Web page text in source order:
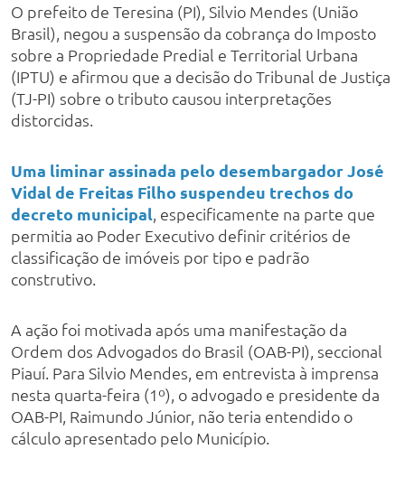
O prefeito de Teresina (PI), Silvio Mendes (União
Brasil), negou a suspensão da cobrança do Imposto
sobre a Propriedade Predial e Territorial Urbana
(IPTU) e afirmou que a decisão do Tribunal de Justiça
(TJ-PI) sobre o tributo causou interpretações
distorcidas.
Uma liminar assinada pelo desembargador José
Vidal de Freitas Filho suspendeu trechos do
decreto municipal, especificamente na parte que
permitia ao Poder Executivo definir critérios de
classificação de imóveis por tipo e padrão
construtivo.
A ação foi motivada após uma manifestação da
Ordem dos Advogados do Brasil (OAB-PI), seccional
Piauí. Para Silvio Mendes, em entrevista à imprensa
nesta quarta-feira (1º), o advogado e presidente da
OAB-PI, Raimundo Júnior, não teria entendido o
cálculo apresentado pelo Município.